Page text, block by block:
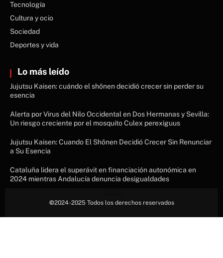
Tecnología
Cultura y ocio
Sociedad
Deportes y vida
Lo más leído
Jujutsu Kaisen: cuándo el shōnen decidió crecer sin perder su
esencia
Alerta por Virus del Nilo Occidental en Dos Hermanas y Sevilla:
Un riesgo creciente por el mosquito Culex perexiguus
Jujutsu Kaisen: Cuando El Shōnen Decidió Crecer Sin Renunciar
a Su Esencia
Cataluña lidera el superávit en financiación autonómica en
2024 mientras Andalucía denuncia desigualdades
©2024-2025 Todos los derechos reservados